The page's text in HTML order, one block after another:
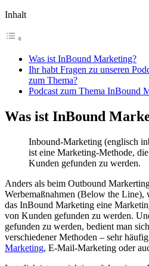
Inhalt
Was ist InBound Marketing?
Ihr habt Fragen zu unseren
zum Thema?
Podcast zum Thema InBound
Was ist InBound
Inbound-Marketing (englisch
ist eine Marketing-Methode,
Kunden gefunden zu werden.
Anders als beim Outbound
Werbemaßnahmen (Below the
das InBound Marketing eine
von Kunden gefunden zu werden.
gefunden zu werden, bedient man
verschiedener Methoden – sehr
Marketing, E-Mail-Marketing oder